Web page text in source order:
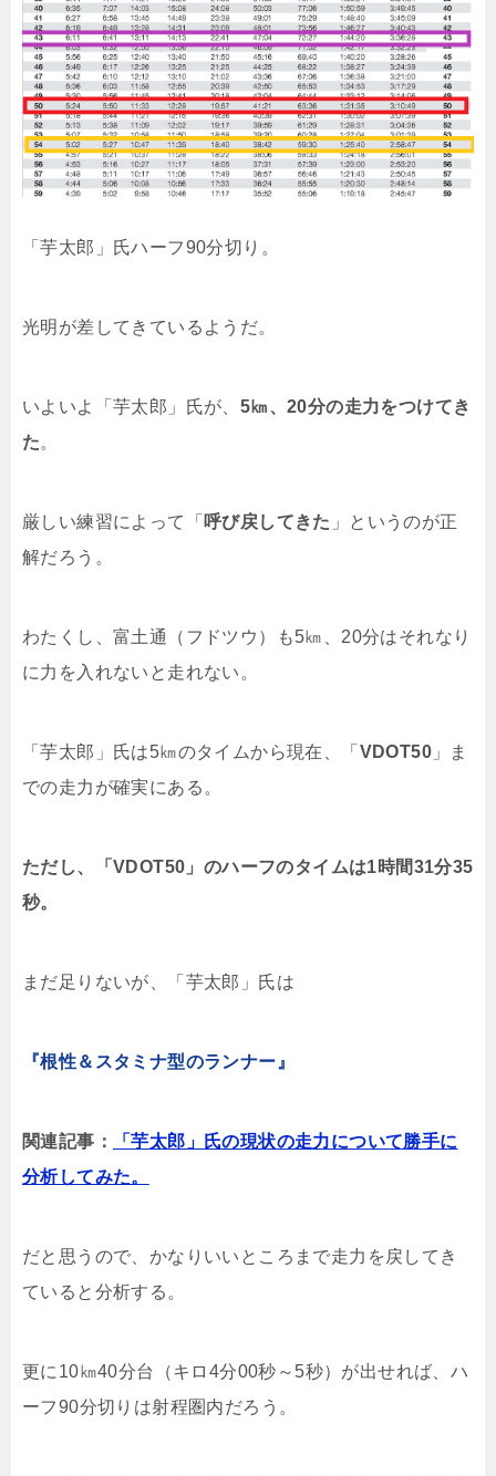
「芋太郎」氏ハーフ90分切り。
光明が差してきているようだ。
いよいよ「芋太郎」氏が、 5㎞、20分の走力をつけてき
た。
厳しい練習によって「 呼び戻してきた 」というのが正
解だろう。
わたくし、富土通（フドツウ）も5㎞、20分はそれなり
に力を入れないと走れない。
「芋太郎」氏は5㎞のタイムから現在、「 VDOT50 」ま
での走力が確実にある。
ただし、「VDOT50」のハーフのタイムは1時間31分35
秒。
まだ足りないが、「芋太郎」氏は
『根性＆スタミナ型のランナー』
関連記事：
「芋太郎」氏の現状の走力について勝手に
分析してみた。
だと思うので、かなりいいところまで走力を戻してき
ていると分析する。
更に10㎞40分台（キロ4分00秒～5秒）が出せれば、ハ
ーフ90分切りは射程圏内だろう。